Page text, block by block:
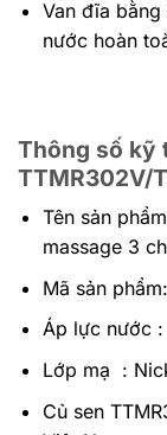
Van đĩa
nước hoàn
Thông số kỹ
TTMR302V/
Tên sản
massage 3
Mã sản
Áp lực nước
Lớp mạ :
Củ sen